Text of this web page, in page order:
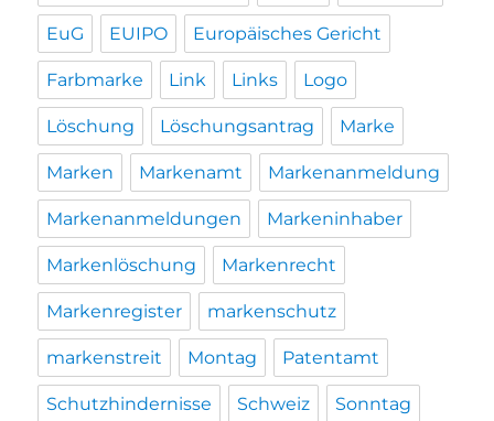
EuG EUIPO Europäisches Gericht
Farbmarke Link Links Logo
Löschung Löschungsantrag Marke
Marken Markenamt Markenanmeldung
Markenanmeldungen Markeninhaber
Markenlöschung Markenrecht
Markenregister markenschutz
markenstreit Montag Patentamt
Schutzhindernisse Schweiz Sonntag